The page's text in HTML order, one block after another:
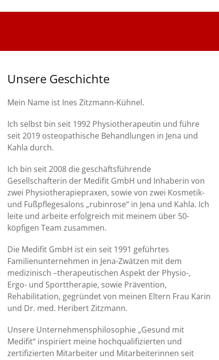
Unsere Geschichte
Mein Name ist Ines Zitzmann-Kühnel.
Ich selbst bin seit 1992 Physiotherapeutin und führe
seit 2019 osteopathische Behandlungen in Jena und
Kahla durch.
Ich bin seit 2008 die geschäftsführende
Gesellschafterin der Medifit GmbH und Inhaberin von
zwei Physiotherapiepraxen, sowie von zwei Kosmetik-
und Fußpflegesalons „rubinrose“ in Jena und Kahla. Ich
leite und arbeite erfolgreich mit meinem über 50-
köpfigen Team zusammen.
Die Medifit GmbH ist ein seit 1991 geführtes
Familienunternehmen in Jena-Zwätzen mit dem
medizinisch –therapeutischen Aspekt der Physio-,
Ergo- und Sporttherapie, sowie Prävention,
Rehabilitation, gegründet von meinen Eltern Frau Karin
und Dr. med. Heribert Zitzmann.
Unsere Unternehmensphilosophie „Gesund mit
Medifit“ inspiriert meine hochqualifizierten und
zertifizierten Mitarbeiter und Mitarbeiterinnen seit